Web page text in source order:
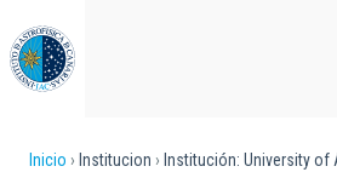
al
contenido
principal
Inicio Institucion Institución: University of